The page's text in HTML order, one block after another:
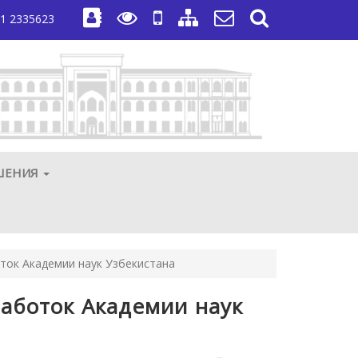
2335623
Академии наук Узбекистана
Академии наук